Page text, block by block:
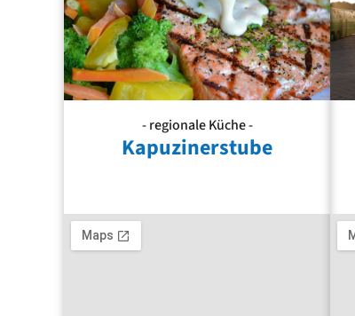
- regionale Küche -
Kapuzinerstube